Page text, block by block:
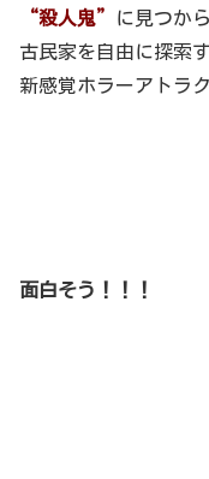
“殺人鬼”
に見つか
古民家を自由に探索
新感覚ホラーアトラ
面白そう！！！